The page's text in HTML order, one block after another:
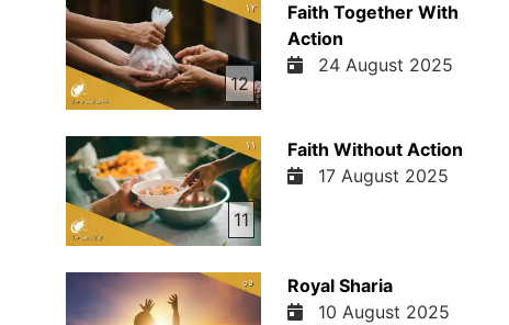
12
Faith Together With
Action
24 August 2025
11
Faith Without Action
17 August 2025
Royal Sharia
10 August 2025